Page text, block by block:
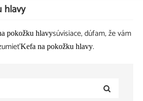
hlavy
pokožku hlavysúvisiace, dúfam, že vám
Kefa na pokožku hlavy.